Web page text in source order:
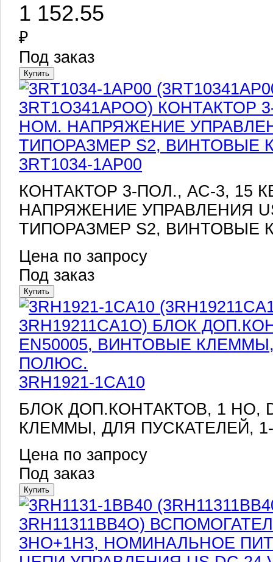
1 152.55
₽
Под заказ
3RT1034-1AP00
КОНТАКТОР 3-ПОЛ., AC-3, 15
НАПРЯЖЕНИЕ УПРАВЛЕНИЯ
ТИПОРАЗМЕР S2, ВИНТОВЫЕ
Цена по запросу
Под заказ
3RH1921-1CA10
БЛОК ДОП.КОНТАКТОВ, 1 НO,
КЛЕММЫ, ДЛЯ ПУСКАТЕЛЕЙ,
Цена по запросу
Под заказ